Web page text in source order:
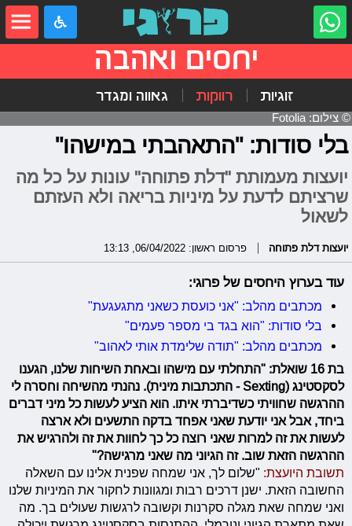
יחסים ואהבה
זוגיות רווקות גאווה ומגדר
© צילום: Fotolia
בלי סודות: "התאהבתי במישהו"
יועצות מעמותת "דלת פתוחה" עונות על כל מה
שרציתם לדעת על מיניות בריאה ולא העזתם
לשאול
יועצות דלת פתוחה פרסום ראשון: 06/04/2022, 13:13
עוד בערוץ היחסים של פרוגי:
מכתבים מהלב: "אני כועסת כשאני מתגעגעת"
בלי סודות: "הוא בגד בי מספר פעמים"
מכתבים מהלב: "תודה שלימדת אותי לאהוב"
בת 16 שואלת: "התחלתי עם מישהו ובאחת השיחות שלנו, הגענו
לסקסטינג (Sexting - התכתבות מינית). נהנתי מהשיחה וחסרה לי
ההרגשה שחוויתי כשדיברתי איתו. הוא הציע לעשות כל מיני דברים
ביחד, אבל אני יודעת שאני אפחד בדקה התשעים ולא ארצה
לעשות את זה למרות שאני רוצה כל כך לחוות את זה ולהרגיש את
ההרגשה הזאת שוב. זה הגיוני מה שאני מרגישה?"
תשובת היועצת: "שלום לך, אני שמחה שפנית אלינו עם השאלה
החשובה הזאת. ישנן דרכים רבות ומגוונות לחקור את המיניות שלנו
ואני שמחה שאת מגלה סקרנות וקשובה לרגשות שעולים בך. מה